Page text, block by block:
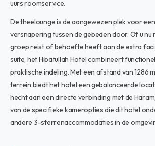
uurs roomservice.
De theelounge is de aangewezen plek voor
versnapering tussen de gebeden door. Of u
groep reist of behoefte heeft aan de extra
suite, het Hibatullah Hotel combineert
praktische indeling. Met een afstand van 1286
terrein biedt het hotel een gebalanceerde
hecht aan een directe verbinding met de
van de specifieke kameropties die dit hotel
andere 3-sterrenaccommodaties in de